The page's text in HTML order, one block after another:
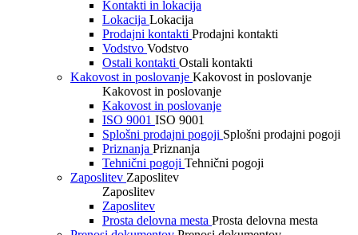
Kontakti in lokacija
Lokacija Lokacija
Prodajni kontakti Prodajni kontakti
Vodstvo Vodstvo
Ostali kontakti Ostali kontakti
Kakovost in poslovanje Kakovost in poslovanje
Kakovost in poslovanje
Kakovost in poslovanje
ISO 9001 ISO 9001
Splošni prodajni pogoji Splošni prodajni pogoji
Priznanja Priznanja
Tehnični pogoji Tehnični pogoji
Zaposlitev Zaposlitev
Zaposlitev
Zaposlitev
Prosta delovna mesta Prosta delovna mesta